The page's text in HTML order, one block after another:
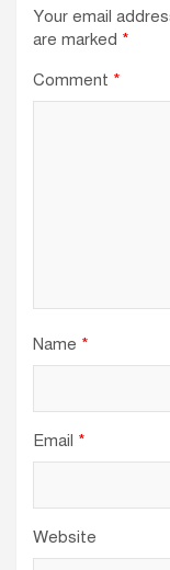
Your email
are marked *
Comment *
Name *
Email *
Website